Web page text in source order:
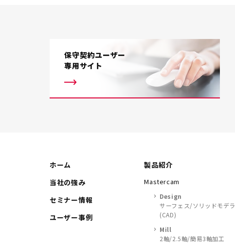
保守契約ユーザー
専用サイト
ホーム
当社の強み
セミナー情報
ユーザー事例
製品紹介
Mastercam
Design
サーフェス/ソリッドモデラ
(CAD)
Mill
2軸/2.5軸/簡易3軸加工